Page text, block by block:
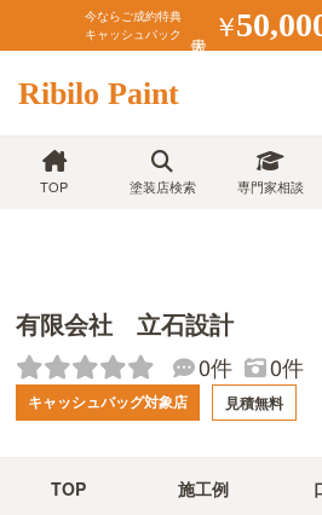
今ならご成約特典
キャッシュバック
￥
Ribilo Paint
TOP 塗装店検索 専門家相談
有限会社 立石設計
0件 0件
キャッシュバッグ対象店 見積無料
TOP 施工例